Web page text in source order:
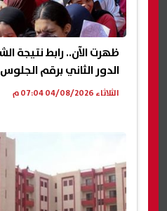
الدور الثاني برقم الجلوس
الثلاثاء 04/08/2026 07:04 م